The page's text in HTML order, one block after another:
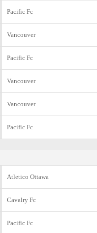
Pacific Fc
Vancouver
Pacific Fc
Vancouver
Vancouver
Pacific Fc
Atletico Ottawa
Cavalry Fc
Pacific Fc